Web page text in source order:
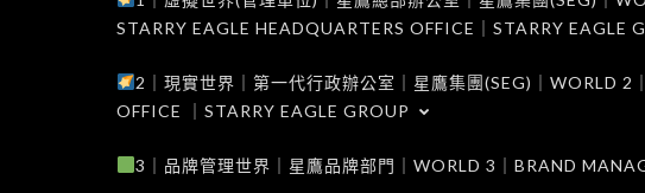
STARRY EAGLE HEADQUARTERS OFFICE｜STARRY EAGLE
2｜現實世界｜第一代行政辦公室｜星鷹集團(SEG)｜WORLD
OFFICE ｜STARRY EAGLE GROUP
3｜品牌管理世界｜星鷹品牌部門｜WORLD 3｜BRAND